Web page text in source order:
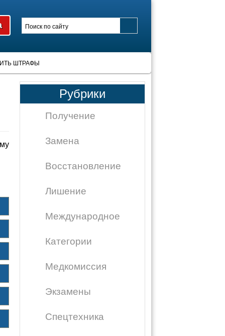
ШТРАФЫ
Рубрики
Получение
Замена
Восстановление
Лишение
Международное
Категории
Медкомиссия
Экзамены
Спецтехника